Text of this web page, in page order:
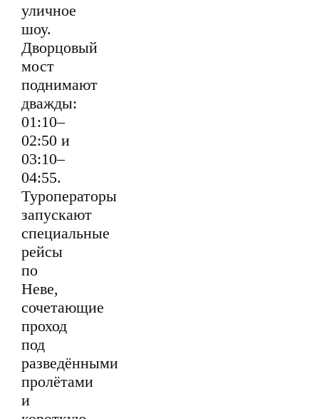
уличное
шоу.
Дворцовый
мост
поднимают
дважды:
01:10–
02:50 и
03:10–
04:55.
Туроператоры
запускают
специальные
рейсы
по
Неве,
сочетающие
проход
под
разведёнными
пролётами
и